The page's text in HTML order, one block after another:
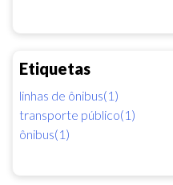
Etiquetas
linhas de ônibus(1)
transporte público(1)
ônibus(1)